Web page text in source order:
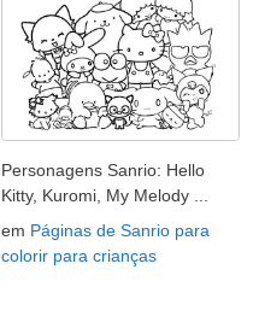
Personagens Sanrio: Hello
Kitty, Kuromi, My Melody ...
em Páginas de Sanrio para
colorir para crianças